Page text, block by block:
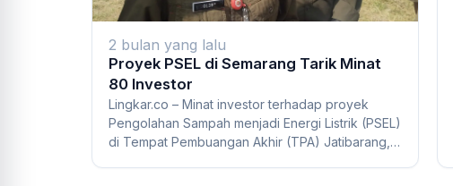
2 bulan yang lalu
Proyek PSEL di Semarang Tarik Minat
80 Investor
Lingkar.co – Minat investor terhadap proyek
Pengolahan Sampah menjadi Energi Listrik (PSEL)
di Tempat Pembuangan Akhir (TPA) Jatibarang,